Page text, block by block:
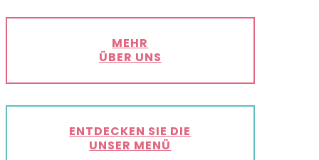
MEHR
ÜBER UNS
ENTDECKEN SIE DIE
UNSER MENÜ